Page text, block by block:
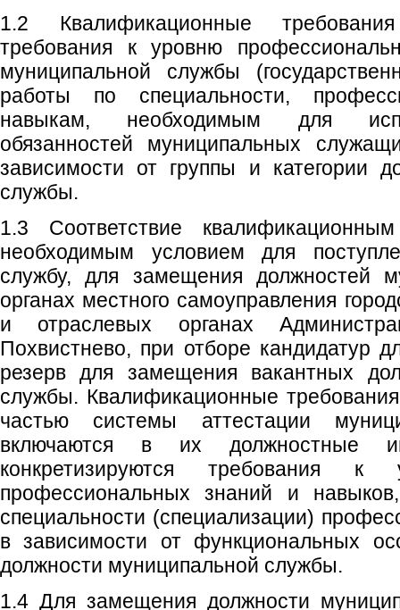
1.2 Квалификационные
требования к уровню
муниципальной службы
работы по специальности,
навыкам, необходимым для
обязанностей муниципальных
зависимости от группы и категории
службы.
1.3 Соответствие
необходимым условием для
службу, для замещения должностей
органах местного самоуправления
и отраслевых органах
Похвистнево, при отборе кандидатур
резерв для замещения вакантных
службы. Квалификационные
частью системы аттестации
включаются в их должностные
конкретизируются требования
профессиональных знаний и
специальности (специализации)
в зависимости от функциональных
должности муниципальной службы.
1.4 Для замещения должности